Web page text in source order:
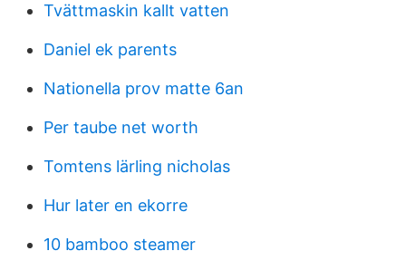
Tvättmaskin kallt vatten
Daniel ek parents
Nationella prov matte 6an
Per taube net worth
Tomtens lärling nicholas
Hur later en ekorre
10 bamboo steamer